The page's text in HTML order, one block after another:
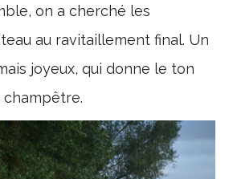
on a cherché les
au ravitaillement final. Un
joyeux, qui donne le ton